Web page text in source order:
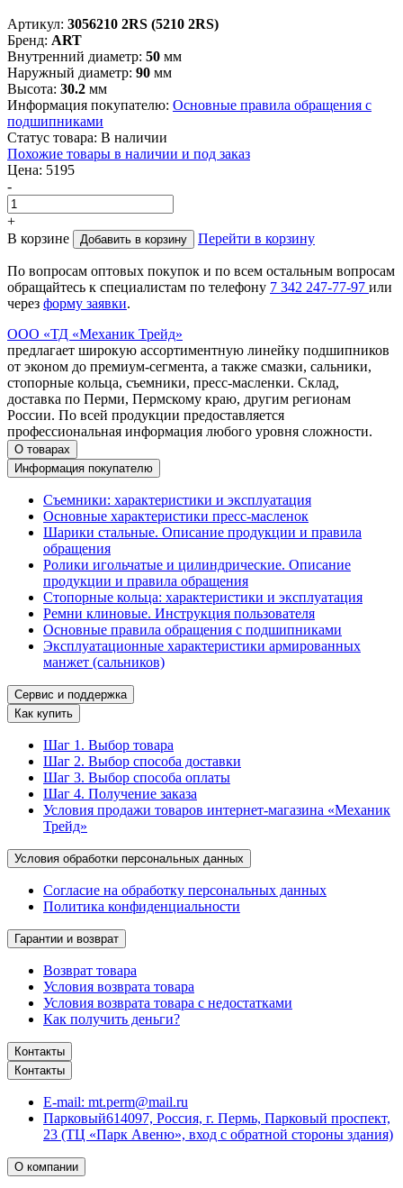
Артикул: 3056210 2RS (5210 2RS)
Бренд: ART
Внутренний диаметр: 50 мм
Наружный диаметр: 90 мм
Высота: 30.2 мм
Информация покупателю: Основные правила обращения с
подшипниками
Статус товара: В наличии
Похожие товары в наличии и под заказ
Цена: 5195
-
+
В корзине
Добавить в корзину Перейти в корзину
По вопросам оптовых покупок и по всем остальным вопросам
обращайтесь к специалистам по телефону 7 342 247-77-97 или
через форму заявки.
ООО «ТД «Механик Трейд»
предлагает широкую ассортиментную линейку подшипников
от эконом до премиум-сегмента, а также смазки, сальники,
стопорные кольца, съемники, пресс-масленки. Склад,
доставка по Перми, Пермскому краю, другим регионам
России. По всей продукции предоставляется
профессиональная информация любого уровня сложности.
О товарах
Информация покупателю
Съемники: характеристики и эксплуатация
Основные характеристики пресс‑масленок
Шарики стальные. Описание продукции и правила
обращения
Ролики игольчатые и цилиндрические. Описание
продукции и правила обращения
Стопорные кольца: характеристики и эксплуатация
Ремни клиновые. Инструкция пользователя
Основные правила обращения с подшипниками
Эксплуатационные характеристики армированных
манжет (сальников)
Сервис и поддержка
Как купить
Шаг 1. Выбор товара
Шаг 2. Выбор способа доставки
Шаг 3. Выбор способа оплаты
Шаг 4. Получение заказа
Условия продажи товаров интернет-магазина «Механик
Трейд»
Условия обработки персональных данных
Согласие на обработку персональных данных
Политика конфиденциальности
Гарантии и возврат
Возврат товара
Условия возврата товара
Условия возврата товара с недостатками
Как получить деньги?
Контакты
Контакты
E-mail: mt.perm@mail.ru
Парковый614097, Россия, г. Пермь, Парковый проспект,
23 (ТЦ «Парк Авеню», вход с обратной стороны здания)
О компании